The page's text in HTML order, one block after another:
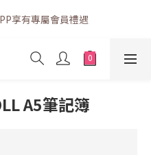
(星期六、日及公眾假期並非
)享有專屬會員禮遇
(星期六、日及公眾假期並非
A5筆記簿